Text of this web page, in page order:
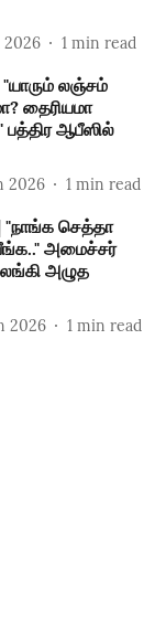
2026 1 min read
லஞ்சம்
தைரியமா
ஆபீஸில்
2026 1 min read
செத்தா
அமைச்சர்
அழுத
2026 1 min read